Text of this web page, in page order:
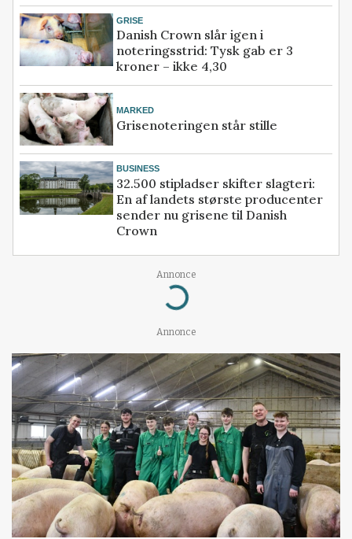
GRISE
Danish Crown slår igen i
noteringsstrid: Tysk gab er 3
kroner – ikke 4,30
MARKED
Grisenoteringen står stille
BUSINESS
32.500 stipladser skifter slagteri:
En af landets største producenter
sender nu grisene til Danish
Crown
Annonce
Loading...
Annonce